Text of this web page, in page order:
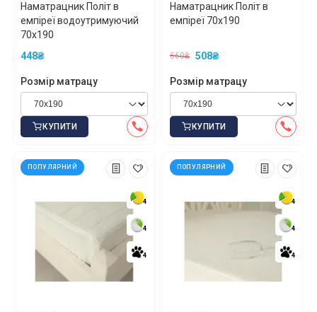
Наматрацник Політ в
емпіреї водоутримуючий
70x190
448₴
Розмір матрацу
КУПИТИ
Наматрацник Політ в
емпіреї 70x190
660₴ 508₴
Розмір матрацу
КУПИТИ
4
4
4
ПОПУЛЯРНИЙ
4
4
4
4
4
4
ПОПУЛЯРНИЙ
4
4
4